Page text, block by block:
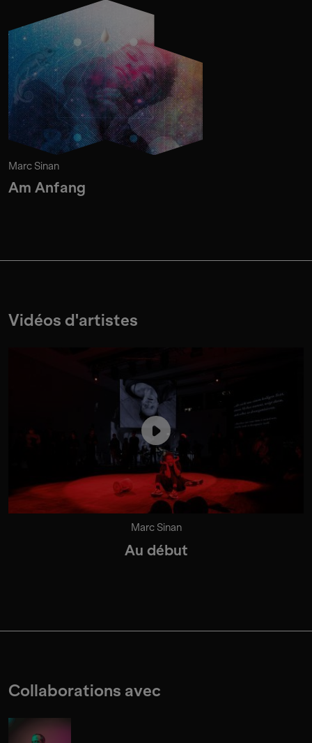
Marc Sinan
Am Anfang
Vidéos d'artistes
Marc Sinan
Au début
Collaborations avec